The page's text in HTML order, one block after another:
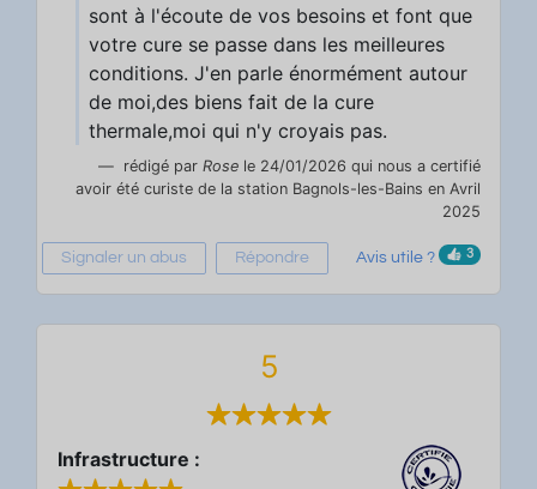
sont à l'écoute de vos besoins et font que
votre cure se passe dans les meilleures
conditions. J'en parle énormément autour
de moi,des biens fait de la cure
thermale,moi qui n'y croyais pas.
rédigé par Rose le 24/01/2026 qui nous a certifié
avoir été curiste de la station Bagnols-les-Bains en Avril
2025
Signaler un abus Répondre Avis utile ? 3
5
Infrastructure :